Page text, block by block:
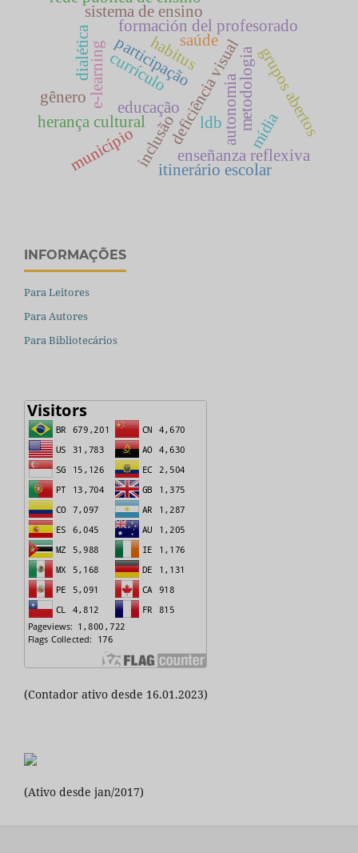
educaçãodeficiência visual
inclusão
e-learning
formación del profesorado
enseñanza reflexiva
habitus
herança cultural
itinerário escolar
saúde
participação metodologiagrupos abertos
dialética
sistema de ensino
município
autonomia
currículo
ldb
gênero
mídia
INFORMAÇÕES
Para Leitores
Para Autores
Para Bibliotecários
(Contador ativo desde 16.01.2023)
(Ativo desde jan/2017)